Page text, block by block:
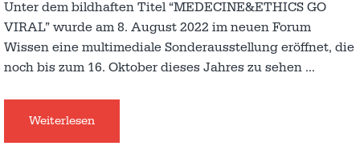
Unter dem bildhaften Titel “MEDECINE&ETHICS GO
VIRAL” wurde am 8. August 2022 im neuen Forum
Wissen eine multimediale Sonderausstellung eröffnet, die
noch bis zum 16. Oktober dieses Jahres zu sehen …
Weiterlesen